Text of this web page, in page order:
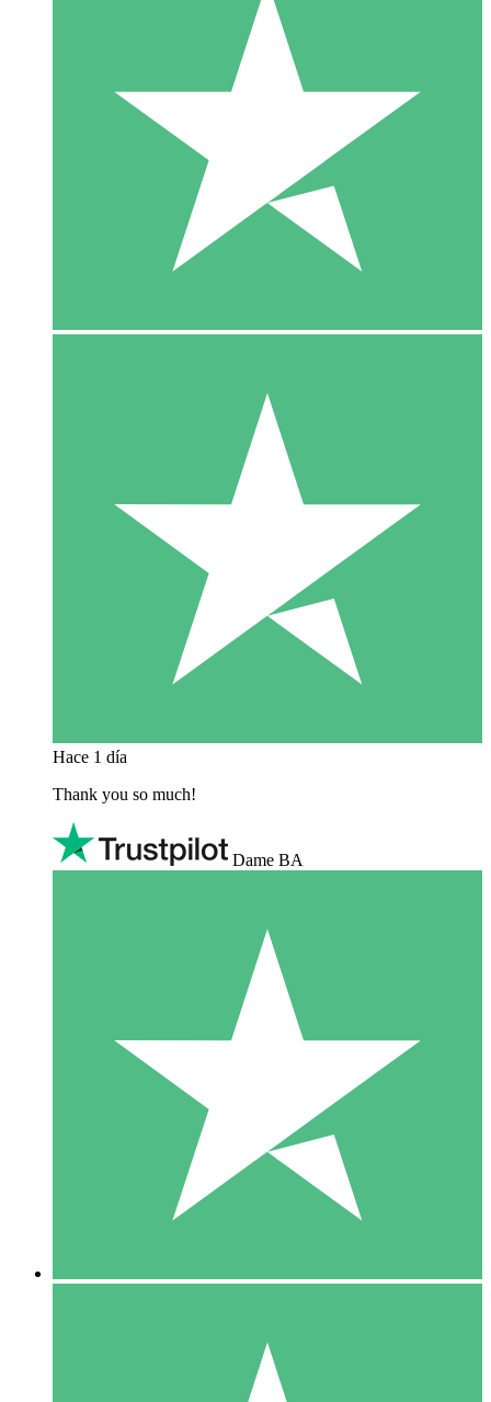
Hace 1 día
Thank you so much!
Dame BA